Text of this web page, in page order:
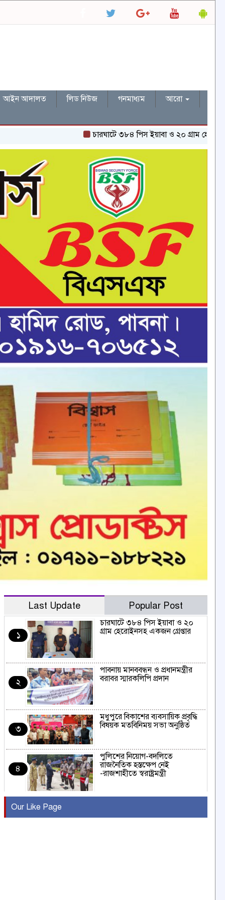
আইন আদালত লিড নিউজ গনমাধ্যম
আরো
চারঘাটে ৩৮৪ পিস ইয়াবা ও ২০ গ্রাম হেরোইনসহ একজন
Last Update Popular Post
১
চারঘাটে ৩৮৪ পিস ইয়াবা ও ২০
গ্রাম হেরোইনসহ একজন গ্রেপ্তার
২
পাবনায় মানববন্ধন ও প্রধানমন্ত্রীর
বরাবর স্মারকলিপি প্রদান
৩
মধুপুরে বিকাশের ব্যবসায়িক প্রবৃদ্ধি
বিষয়ক মতবিনিময় সভা অনুষ্ঠিত
৪
পুলিশের নিয়োগ-বদলিতে
রাজনৈতিক হস্তক্ষেপ নেই
-রাজশাহীতে স্বরাষ্ট্রমন্ত্রী
৫
Our Like Page